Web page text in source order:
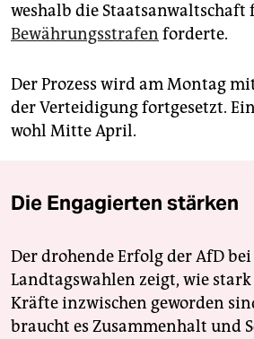
weshalb die Staatsanwaltschaft
Bewährungsstrafen forderte.
Der Prozess wird am Montag
der Verteidigung fortgesetzt.
wohl Mitte April.
Die Engagierten stärken
Der drohende Erfolg der AfD
Landtagswahlen zeigt, wie
Kräfte inzwischen geworden
braucht es Zusammenhalt und